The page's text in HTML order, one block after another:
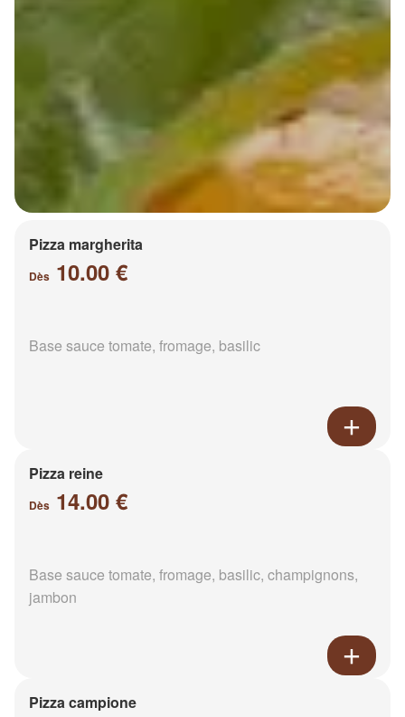
Pizza margherita
Dès 10.00 €
Base sauce tomate, fromage, basilic
Pizza reine
Dès 14.00 €
Base sauce tomate, fromage, basilic, champignons,
jambon
Pizza campione